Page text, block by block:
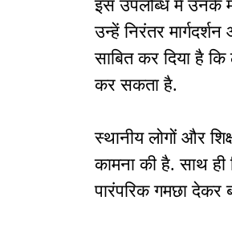
इस उपलब्धि में उनके
उन्हें निरंतर
साबित कर दिया है
कर सकता है.
स्थानीय लोगों और
कामना की है. साथ
पारंपरिक गमछा देकर